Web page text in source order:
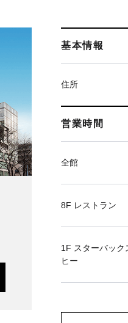
基本情報
住所
営業時間
全館
8F レストラン
1F スターバック
ヒー